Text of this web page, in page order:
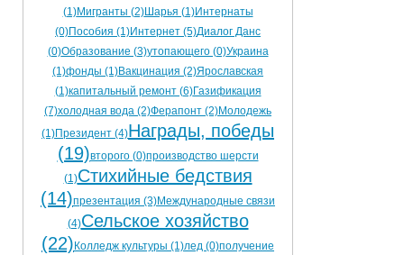
(1)Мигранты (2)Шарья (1)Интернаты
(0)Пособия (1)Интернет (5)Диалог Данс
(0)Образование (3)утопающего (0)Украина
(1)фонды (1)Вакцинация (2)Ярославская
(1)капитальный ремонт (6)Газификация
(7)холодная вода (2)Ферапонт (2)Молодежь
(1)Президент (4)Награды, победы
(19)второго (0)производство шерсти
(1)Стихийные бедствия
(14)презентация (3)Международные связи
(4)Сельское хозяйство
(22) Колледж культуры (1)лед (0)получение